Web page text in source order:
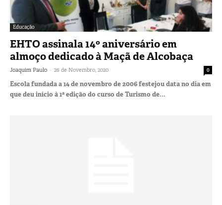
Educação
EHTO assinala 14º aniversário em
almoço dedicado à Maçã de Alcobaça
Joaquim Paulo - 26 de Novembro, 2020 0
Escola fundada a 14 de novembro de 2006 festejou data no dia em
que deu início à 1ª edição do curso de Turismo de...